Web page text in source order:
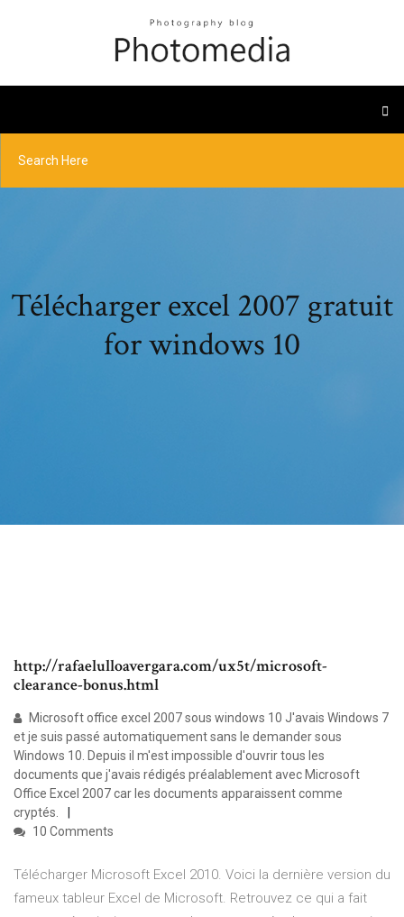
Télécharger excel 2007 gratuit
for windows 10
http://rafaelulloavergara.com/ux5t/microsoft-
clearance-bonus.html
Microsoft office excel 2007 sous windows 10 J'avais Windows 7
et je suis passé automatiquement sans le demander sous
Windows 10. Depuis il m'est impossible d'ouvrir tous les
documents que j'avais rédigés préalablement avec Microsoft
Office Excel 2007 car les documents apparaissent comme
cryptés.
10 Comments
Télécharger Microsoft Excel 2010. Voici la dernière version du
fameux tableur Excel de Microsoft. Retrouvez ce qui a fait